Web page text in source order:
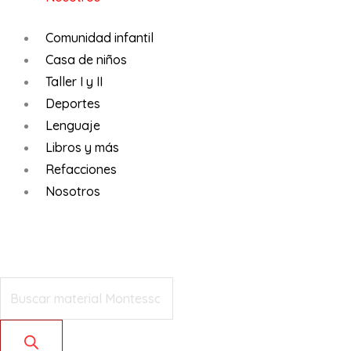
Comunidad infantil
Casa de niños
Taller I y II
Deportes
Lenguaje
Libros y más
Refacciones
Nosotros